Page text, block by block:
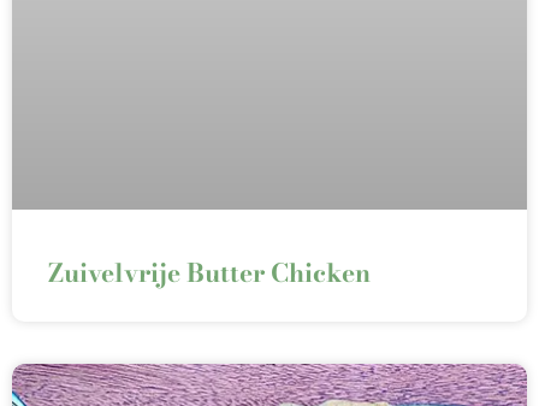
Zuivelvrije Butter Chicken